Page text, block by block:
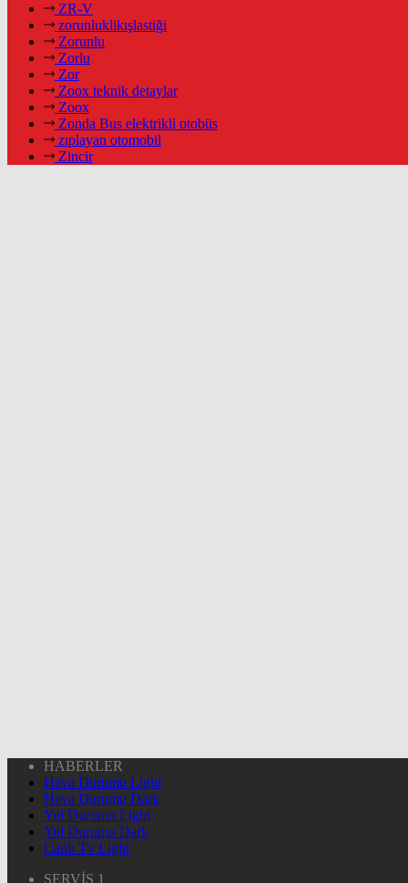
ZR-V
zorunluklikışlastiği
Zorunlu
Zorlu
Zor
Zoox teknik detaylar
Zoox
Zonda Bus elektrikli otobüs
zıplayan otomobil
Zincir
HABERLER
Hava Durumu Light
Hava Durumu Dark
Yol Durumu Light
Yol Durumu Dark
Canlı Tv Light
SERVİS 1